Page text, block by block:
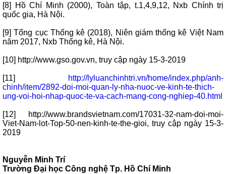
[8] Hồ Chí Minh (2000), Toàn tập, t.1,4,9,12, Nxb Chính trị
quốc gia, Hà Nội.
[9] Tổng cục Thống kê (2018), Niên giám thống kê Việt Nam
năm 2017, Nxb Thống kê, Hà Nội.
[10] http://www.gso.gov.vn, truy cập ngày 15-3-2019
[11]
http://lyluanchinhtri.vn/home/index.php/anh-
chinh/item/2892-doi-moi-quan-ly-nha-nuoc-ve-kinh-te-thich-
ung-voi-hoi-nhap-quoc-te-va-cach-mang-cong-nghiep-40.html
[12] http://www.brandsvietnam.com/17031-32-nam-doi-moi-
Viet-Nam-lot-Top-50-nen-kinh-te-the-gioi, truy cập ngày 15-3-
2019
Nguyễn Minh Trí
Trường Đại học Công nghệ Tp. Hồ Chí Minh